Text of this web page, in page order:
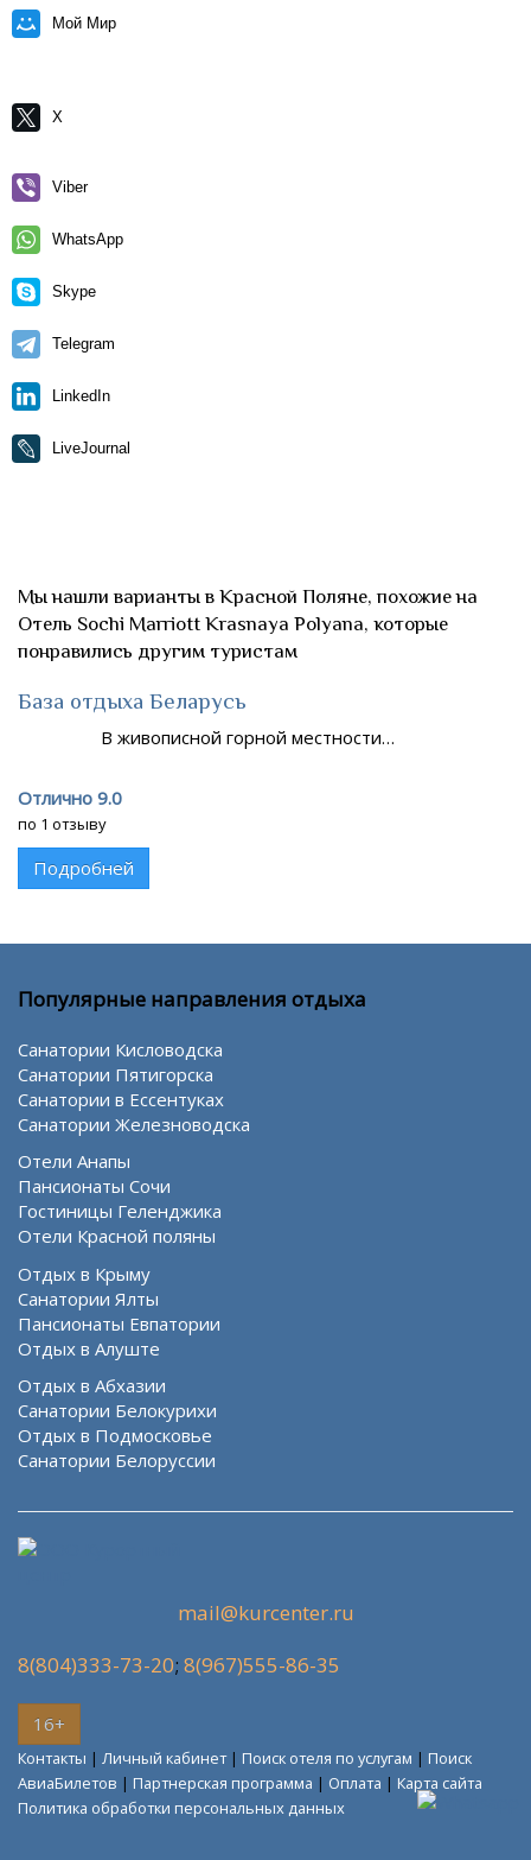
Мой Мир
X
Viber
WhatsApp
Skype
Telegram
LinkedIn
LiveJournal
Мы нашли варианты в Красной Поляне, похожие на
Отель Sochi Marriott Krasnaya Polyana, которые
понравились другим туристам
База отдыха Беларусь
В живописной горной местности…
Отлично 9.0
по 1 отзыву
Подробней
Популярные направления отдыха
Санатории Кисловодска
Санатории Пятигорска
Санатории в Ессентуках
Санатории Железноводска
Отели Анапы
Пансионаты Сочи
Гостиницы Геленджика
Отели Красной поляны
Отдых в Крыму
Санатории Ялты
Пансионаты Евпатории
Отдых в Алуште
Отдых в Абхазии
Санатории Белокурихи
Отдых в Подмосковье
Санатории Белоруссии
mail@kurcenter.ru
8(804)333-73-20; 8(967)555-86-35
16+
Контакты | Личный кабинет| Поиск отеля по услугам | Поиск
АвиаБилетов | Партнерская программа | Оплата | Карта сайта
Политика обработки персональных данных